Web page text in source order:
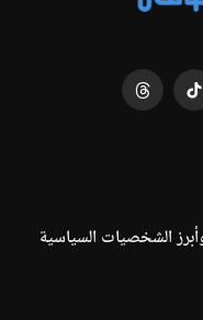
تيكتوك Threads
الشخصيات السياسية